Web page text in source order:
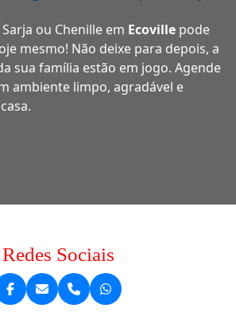
ou Chenille em Ecoville pode
mesmo! Não deixe para depois, a
sua família estão em jogo. Agende
ambiente limpo, agradável e
Redes Sociais